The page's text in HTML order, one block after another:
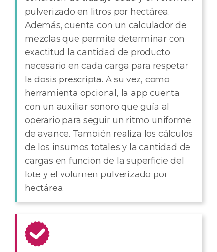
pulverizado en litros por hectárea.
Además, cuenta con un calculador de
mezclas que permite determinar con
exactitud la cantidad de producto
necesario en cada carga para respetar
la dosis prescripta. A su vez, como
herramienta opcional, la app cuenta
con un auxiliar sonoro que guía al
operario para seguir un ritmo uniforme
de avance. También realiza los cálculos
de los insumos totales y la cantidad de
cargas en función de la superficie del
lote y el volumen pulverizado por
hectárea.